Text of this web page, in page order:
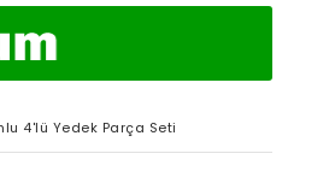
4'lü Yedek Parça Seti